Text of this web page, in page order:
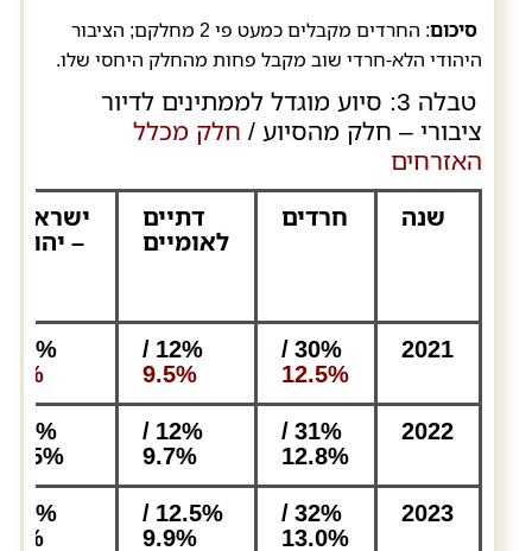
סיכום
: החרדים מקבלים כמעט פי 2 מחלקם; הציבור
היהודי הלא-חרדי שוב מקבל פחות מהחלק היחסי שלו.
טבלה 3: סיוע מוגדל לממתינים לדיור
ציבורי – חלק מהסיוע / חלק מכלל
האזרחים
שנה חרדים דתיים
לאומיים
ישראלים
– יהודים
2021
30% /
12.5%
12% /
9.5%
33% /
55%
2022
31% /
12.8%
12% /
9.7%
54.5%
2023
32% /
13.0%
12.5% /
9.9%
54%